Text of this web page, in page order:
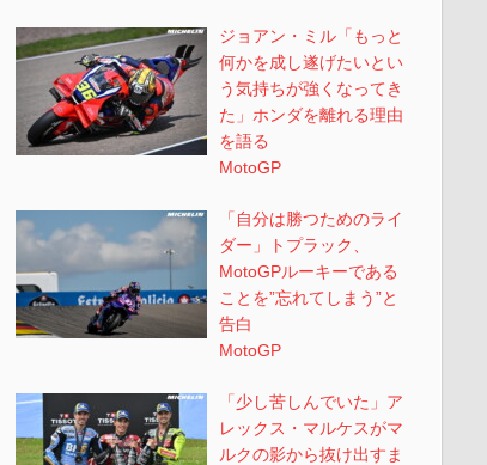
ジョアン・ミル「もっと
何かを成し遂げたいとい
う気持ちが強くなってき
た」ホンダを離れる理由
を語る
MotoGP
「自分は勝つためのライ
ダー」トプラック、
MotoGPルーキーである
ことを”忘れてしまう”と
告白
MotoGP
「少し苦しんでいた」ア
レックス・マルケスがマ
ルクの影から抜け出すま